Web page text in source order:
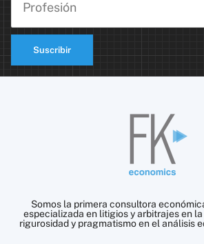
Suscribir
Somos la primera consultora
especializada en litigios y arbitrajes en
rigurosidad y pragmatismo en el análisis